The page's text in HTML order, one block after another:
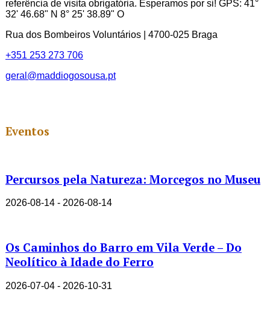
referência de visita obrigatória. Esperamos por si! GPS: 41°
32' 46.68" N 8° 25' 38.89" O
Rua dos Bombeiros Voluntários | 4700-025 Braga
+351 253 273 706
geral@maddiogosousa.pt
Eventos
Percursos pela Natureza: Morcegos no Museu
2026-08-14 - 2026-08-14
Os Caminhos do Barro em Vila Verde – Do
Neolítico à Idade do Ferro
2026-07-04 - 2026-10-31